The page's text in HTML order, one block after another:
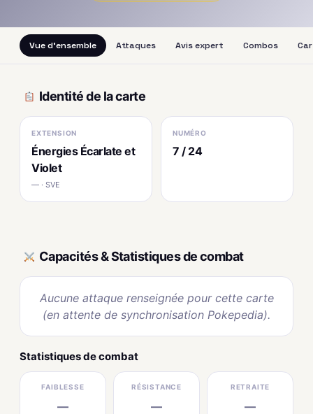
Vue d'ensemble Attaques Avis expert Combos
Identité de la carte
EXTENSION
Énergies Écarlate et
Violet
— · SVE
NUMÉRO
7 / 24
Capacités & Statistiques de combat
Aucune attaque renseignée pour cette carte
(en attente de synchronisation Pokepedia).
Statistiques de combat
FAIBLESSE
—
RÉSISTANCE
—
RETRAITE
—